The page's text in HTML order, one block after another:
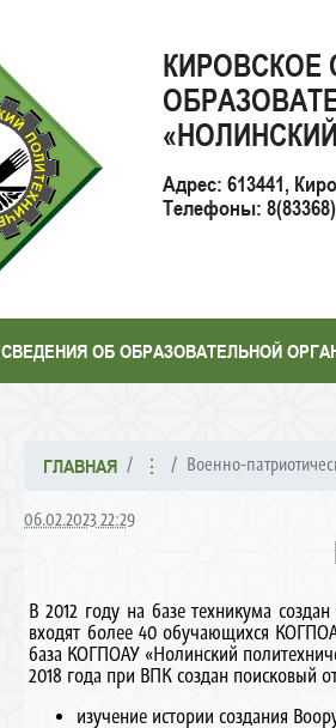
КИРОВСКОЕ
Адрес: 613441,
Телефоны: 8(83368)
СВЕДЕНИЯ ОБ ОБРАЗОВАТЕЛЬНОЙ
ГЛАВНАЯ ⋮ Военно-
06.02.2023 22:29
В 2012 году на базе техникума
входят более 40 обучающихся
база КОГПОАУ «Нолинский
2018 года при ВПК создан поисковый
изучение истории создания